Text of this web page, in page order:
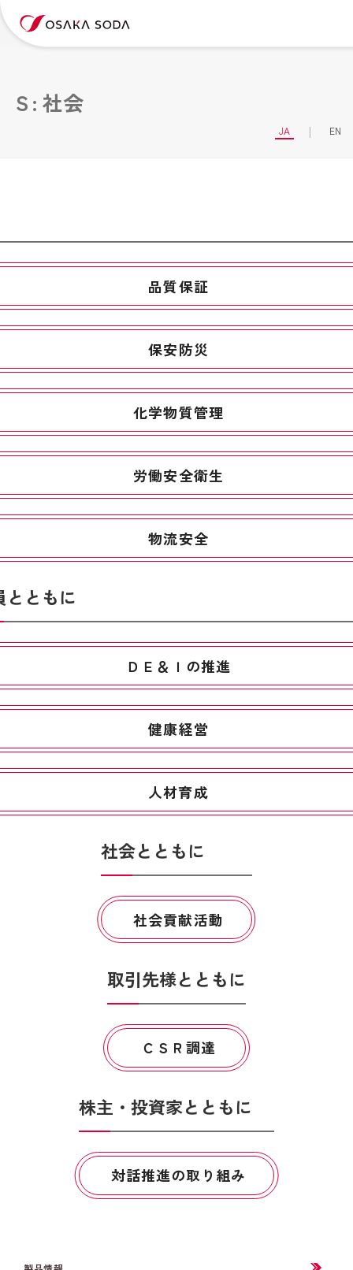
Ｓ: 社会
JA EN
品質保証
保安防災
化学物質管理
労働安全衛生
物流安全
とともに
ＤＥ＆Ｉの推進
健康経営
人材育成
社会とともに
社会貢献活動
取引先様とともに
ＣＳＲ調達
株主・投資家とともに
対話推進の取り組み